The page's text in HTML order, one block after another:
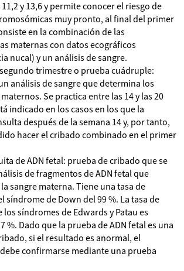
y 13,6 y permite conocer el riesgo de
muy pronto, al final del primer
en la combinación de las
maternas con datos ecográficos
nucal) y un análisis de sangre.
trimestre o prueba cuádruple:
análisis de sangre que determina los
Se practica entre las 14 y las 20
indicado en los casos en los que la
después de la semana 14 y, por tanto,
hacer el cribado combinado en el primer
de ADN fetal: prueba de cribado que se
de fragmentos de ADN fetal que
sangre materna. Tiene una tasa de
síndrome de Down del 99 %. La tasa de
los síndromes de Edwards y Patau es
%. Dado que la prueba de ADN fetal es una
si el resultado es anormal, el
confirmarse mediante una prueba